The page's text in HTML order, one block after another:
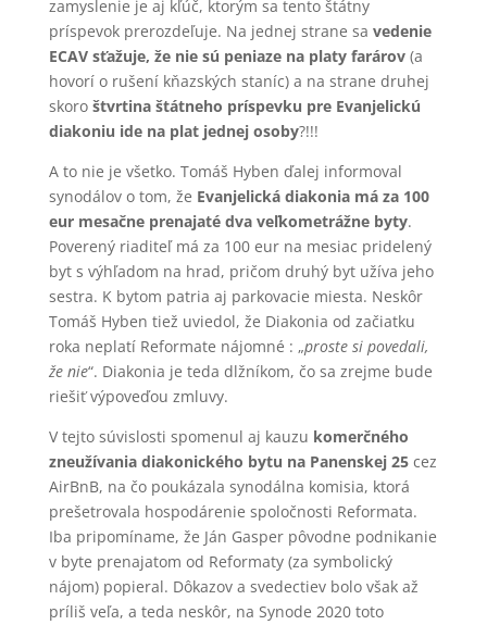
zamyslenie je aj kľúč, ktorým sa tento štátny
príspevok prerozdeľuje. Na jednej strane sa vedenie
ECAV sťažuje, že nie sú peniaze na platy farárov (a
hovorí o rušení kňazských staníc) a na strane druhej
skoro štvrtina štátneho príspevku pre Evanjelickú
diakoniu ide na plat jednej osoby?!!!
A to nie je všetko. Tomáš Hyben ďalej informoval
synodálov o tom, že Evanjelická diakonia má za 100
eur mesačne prenajaté dva veľkometrážne byty.
Poverený riaditeľ má za 100 eur na mesiac pridelený
byt s výhľadom na hrad, pričom druhý byt užíva jeho
sestra. K bytom patria aj parkovacie miesta. Neskôr
Tomáš Hyben tiež uviedol, že Diakonia od začiatku
roka neplatí Reformate nájomné : „proste si povedali,
že nie“. Diakonia je teda dlžníkom, čo sa zrejme bude
riešiť výpoveďou zmluvy.
V tejto súvislosti spomenul aj kauzu komerčného
zneužívania diakonického bytu na Panenskej 25 cez
AirBnB, na čo poukázala synodálna komisia, ktorá
prešetrovala hospodárenie spoločnosti Reformata.
Iba pripomíname, že Ján Gasper pôvodne podnikanie
v byte prenajatom od Reformaty (za symbolický
nájom) popieral. Dôkazov a svedectiev bolo však až
príliš veľa, a teda neskôr, na Synode 2020 toto